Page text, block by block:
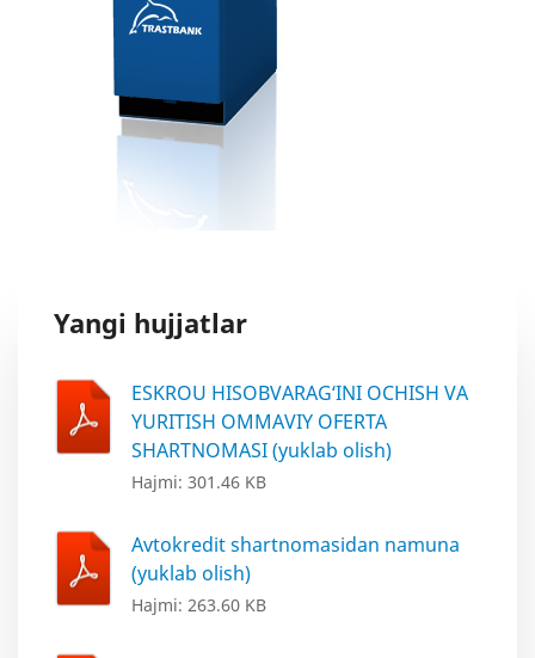
Yangi hujjatlar
ESKROU HISOBVARAG‘INI OCHISH VA
YURITISH OMMAVIY OFERTA
SHARTNOMASI (yuklab olish)
Hajmi: 301.46 KB
Avtokredit shartnomasidan namuna
(yuklab olish)
Hajmi: 263.60 KB